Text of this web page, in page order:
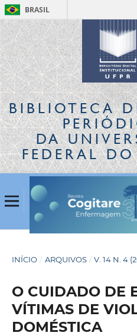
BRASIL
BIBLIOTECA
DA
FEDERAL
INÍCIO / ARQUIVOS / V. 14 N. 4
O CUIDADO DE
VÍTIMAS DE
DOMÉSTICA